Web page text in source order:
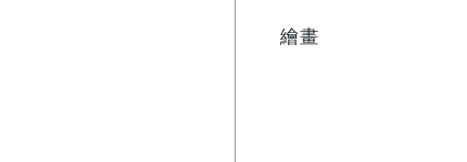
繪畫